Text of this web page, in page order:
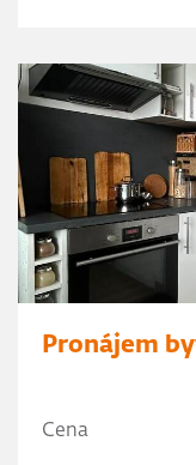
Pronájem
Cena